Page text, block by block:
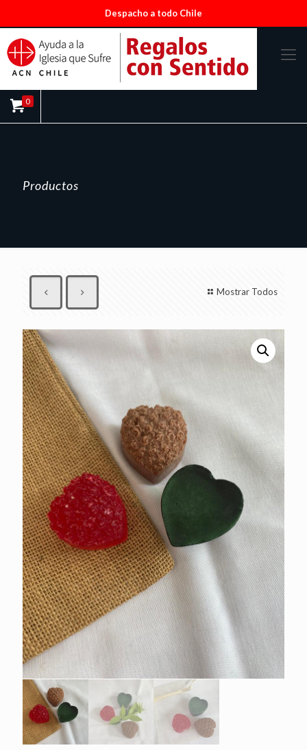
Despacho a todo Chile
0
Productos
Mostrar Todos